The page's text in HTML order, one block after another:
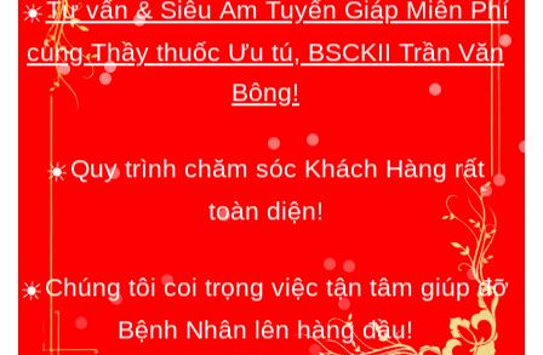
Bông!
☀️Quy trình chăm sóc Khách Hàng rất
toàn diện!
Chúng tôi coi trọng việc tận tâm giúp đỡ
Bệnh Nhân lên hàng đầu!